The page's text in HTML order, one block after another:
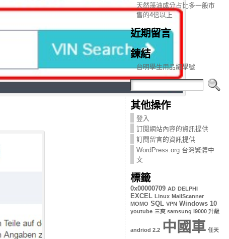
天然藻油成分占比多一般市
售的4倍以上
近期留言
鍊結
台明學生用品繡學號
其他操作
登入
訂閱網站內容的資訊提供
訂閱留言的資訊提供
WordPress.org 台灣繁體中
文
標籤
0x00000709 AD DELPHI
EXCEL Linux MailScanner
MOMO SQL VPN Windows 10
youtube 三爽 samsung i9000 升級
andriod 2.2 中國車 任天